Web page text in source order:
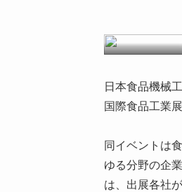
日本食品機械
国際食品工業
同イベントは
ゆる分野の企
は、出展各社